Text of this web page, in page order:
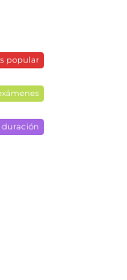
popular
duración